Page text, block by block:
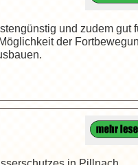
und zudem gut
der